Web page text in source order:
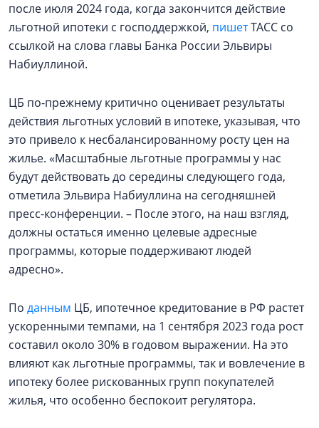
после июля 2024 года, когда закончится действие
льготной ипотеки с господдержкой, пишетТАСС со
ссылкой на слова главы Банка России Эльвиры
Набиуллиной.
ЦБ по-прежнему критично оценивает результаты
действия льготных условий в ипотеке, указывая, что
это привело к несбалансированному росту цен на
жилье. «Масштабные льготные программы у нас
будут действовать до середины следующего года,
отметила Эльвира Набиуллина на сегодняшней
пресс-конференции. – После этого, на наш взгляд,
должны остаться именно целевые адресные
программы, которые поддерживают людей
адресно».
По данным ЦБ, ипотечное кредитование в РФ растет
ускоренными темпами, на 1 сентября 2023 года рост
составил около 30% в годовом выражении. На это
влияют как льготные программы, так и вовлечение в
ипотеку более рискованных групп покупателей
жилья, что особенно беспокоит регулятора.